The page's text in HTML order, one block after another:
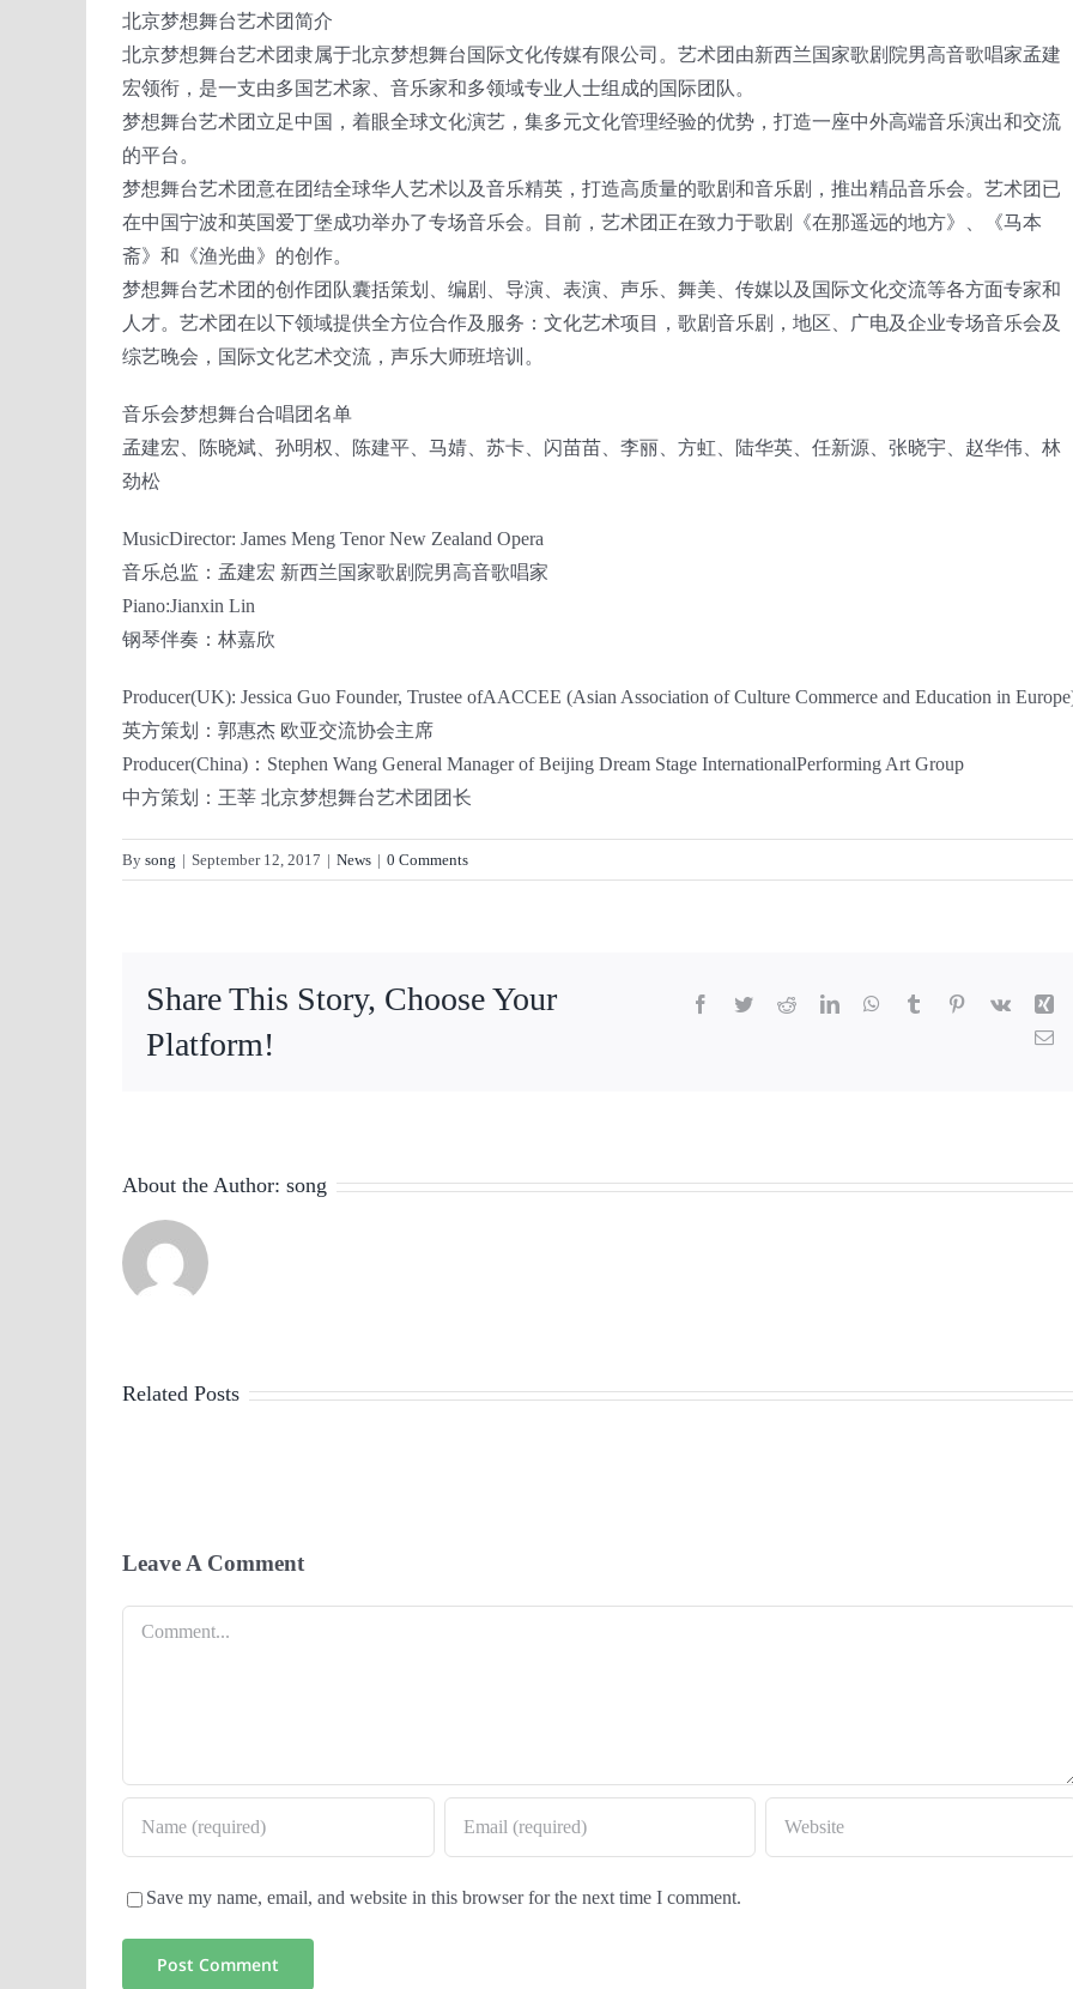
北京梦想舞台艺术团简介
北京梦想舞台艺术团隶属于北京梦想舞台国际文化传媒有限公司。艺术团由新西兰国家歌剧院男高音歌唱家孟建
宏领衔，是一支由多国艺术家、音乐家和多领域专业人士组成的国际团队。
梦想舞台艺术团立足中国，着眼全球文化演艺，集多元文化管理经验的优势，打造一座中外高端音乐演出和交流
的平台。
梦想舞台艺术团意在团结全球华人艺术以及音乐精英，打造高质量的歌剧和音乐剧，推出精品音乐会。艺术团已
在中国宁波和英国爱丁堡成功举办了专场音乐会。目前，艺术团正在致力于歌剧《在那遥远的地方》、《马本
斋》和《渔光曲》的创作。
梦想舞台艺术团的创作团队囊括策划、编剧、导演、表演、声乐、舞美、传媒以及国际文化交流等各方面专家和
人才。艺术团在以下领域提供全方位合作及服务：文化艺术项目，歌剧音乐剧，地区、广电及企业专场音乐会及
综艺晚会，国际文化艺术交流，声乐大师班培训。
音乐会梦想舞台合唱团名单
孟建宏、陈晓斌、孙明权、陈建平、马婧、苏卡、闪苗苗、李丽、方虹、陆华英、任新源、张晓宇、赵华伟、林
劲松
MusicDirector: James Meng Tenor New Zealand Opera
音乐总监：孟建宏 新西兰国家歌剧院男高音歌唱家
Piano:Jianxin Lin
钢琴伴奏：林嘉欣
Producer(UK): Jessica Guo Founder, Trustee ofAACCEE (Asian Association of Culture Commerce and Education in
英方策划：郭惠杰 欧亚交流协会主席
Producer(China)：Stephen Wang General Manager of Beijing Dream Stage InternationalPerforming Art Group
中方策划：王莘 北京梦想舞台艺术团团长
By song | September 12, 2017 | News | 0 Comments
Share This Story, Choose Your
Platform!
Facebook
TwitterRedditLinkedInWhatsApp
Tumblr Pinterest
Vk
About the Author: song
Related Posts
Leave A Comment
Comment
Save my name, email, and website in this browser for the next time I comment.